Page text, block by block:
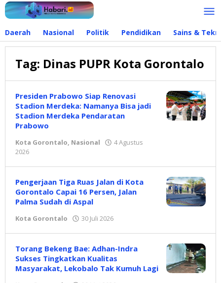
Lewati
ke
Daerah Nasional Politik Pendidikan Sains &
Tag: Dinas PUPR Kota Gorontalo
Presiden Prabowo Siap Renovasi
Stadion Merdeka: Namanya Bisa jadi
Stadion Merdeka Pendaratan
Prabowo
Kota Gorontalo, Nasional
4 Agustus
2026
Pengerjaan Tiga Ruas Jalan di Kota
Gorontalo Capai 16 Persen, Jalan
Palma Sudah di Aspal
Kota Gorontalo 30 Juli 2026
Torang Bekeng Bae: Adhan-Indra
Sukses Tingkatkan Kualitas
Masyarakat, Lekobalo Tak Kumuh Lagi